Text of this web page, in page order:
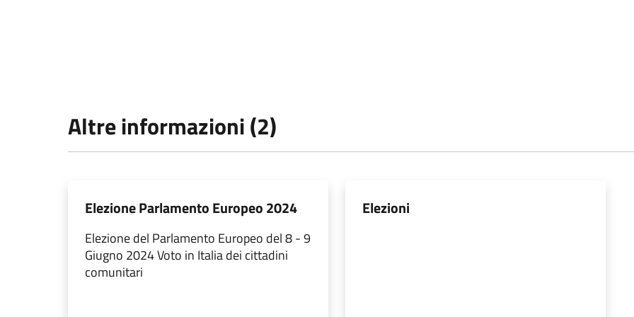
Altre informazioni (2)
Elezione Parlamento Europeo 2024
Elezione del Parlamento Europeo del 8 - 9
Giugno 2024 Voto in Italia dei cittadini
comunitari
Elezioni